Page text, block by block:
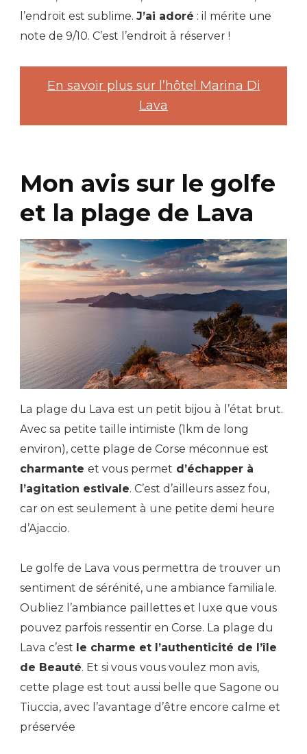
l’endroit est sublime. J’ai adoré : il mérite une
note de 9/10. C’est l’endroit à réserver !
En savoir plus sur l’hôtel Marina Di
Lava
Mon avis sur le golfe
et la plage de Lava
La plage du Lava est un petit bijou à l’état brut.
Avec sa petite taille intimiste (1km de long
environ), cette plage de Corse méconnue est
charmante et vous permet d’échapper à
l’agitation estivale. C’est d’ailleurs assez fou,
car on est seulement à une petite demi heure
d’Ajaccio.
Le golfe de Lava vous permettra de trouver un
sentiment de sérénité, une ambiance familiale.
Oubliez l’ambiance paillettes et luxe que vous
pouvez parfois ressentir en Corse. La plage du
Lava c’est le charme et l’authenticité de l’île
de Beauté. Et si vous vous voulez mon avis,
cette plage est tout aussi belle que Sagone ou
Tiuccia, avec l’avantage d’être encore calme et
préservée